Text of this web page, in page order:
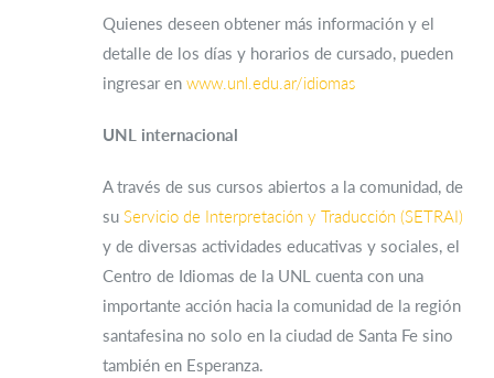
Quienes deseen obtener más información y el
detalle de los días y horarios de cursado, pueden
ingresar en www.unl.edu.ar/idiomas
UNL internacional
A través de sus cursos abiertos a la comunidad, de
su Servicio de Interpretación y Traducción (SETRAI)
y de diversas actividades educativas y sociales, el
Centro de Idiomas de la UNL cuenta con una
importante acción hacia la comunidad de la región
santafesina no solo en la ciudad de Santa Fe sino
también en Esperanza.